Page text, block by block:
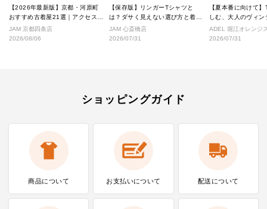
【2026年最新版】京都・河原町
おすすめ古着屋21選｜アクセス良
好な絶対行くべきショップ厳選！
JAM 京都四条店
2026/08/06
【保存版】リンガーTシャツと
は？ダサく見えない選び方と着こ
なし完全ガイド
JAM 心斎橋店
2026/07/31
【夏本番に向けて
しむ、大人のヴィ
ル
ADEL 堀江オレンジ
2026/07/31
ショッピングガイド
商品について お支払いについて 配送について